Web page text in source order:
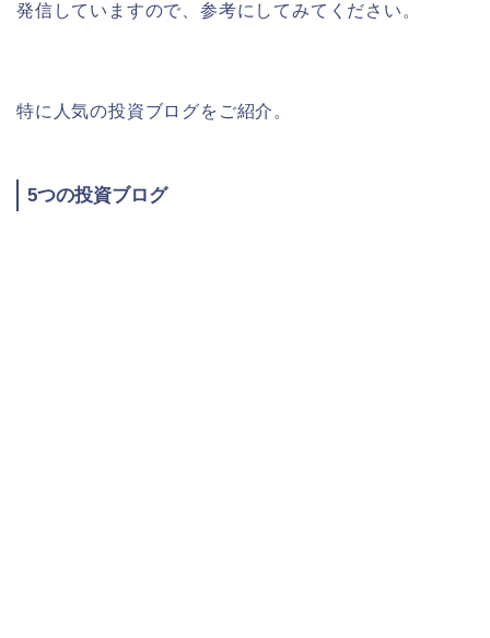
発信していますので、参考にしてみてください。
特に人気の投資ブログをご紹介。
5つの投資ブログ